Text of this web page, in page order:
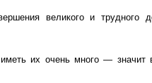
великого и
их очень много —